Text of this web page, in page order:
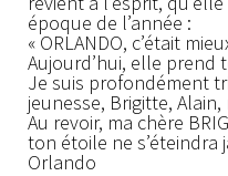
époque de l’année :
« ORLANDO, c’était
Aujourd’hui, elle prend
Je suis profondément
jeunesse, Brigitte,
Au revoir, ma chère
ton étoile ne s’éteindra
Orlando